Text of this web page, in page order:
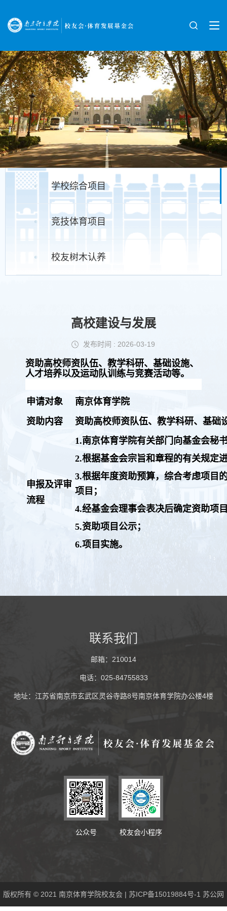
学校综合项目
竞技体育项目
校友树木认养
高校建设与发展
发布时间 : 2026-03-19
资助高校师资队伍、教学科研、基础设施、
人才培养以及运动队训练与竞赛活动等。
申请对象
南京体育学院
资助内容
资助高校师资队伍、教学科研、基础
申报及评审
流程
1.南京体育学院有关部门向基金会秘
2.根据基金会宗旨和章程的有关规定
3.根据年度资助预算，综合考虑项目
项目；
4.经基金会理事会表决后确定资助项
5.资助项目公示；
6.项目实施。
联系我们
邮箱：210014
电话：025-84755833
地址：江苏省南京市玄武区灵谷寺路8号南京体育学院办公楼4楼
公众号 校友会小程序
版权所有 © 2021 南京体育学院校友会 | 苏ICP备15019884号-1 苏公网